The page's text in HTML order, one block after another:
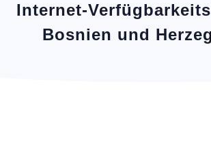
Internet-
Bosnien und